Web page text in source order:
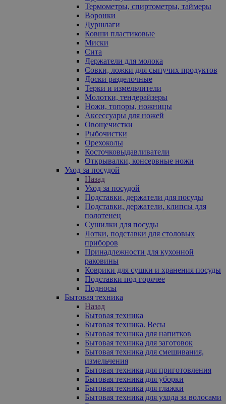
Термометры, спиртометры, таймеры
Воронки
Дуршлаги
Ковши пластиковые
Миски
Сита
Держатели для молока
Совки, ложки для сыпучих продуктов
Доски разделочные
Терки и измельчители
Молотки, тендерайзеры
Ножи, топоры, ножницы
Аксессуары для ножей
Овощечистки
Рыбочистки
Орехоколы
Косточковыдавливатели
Открывалки, консервные ножи
Уход за посудой
Назад
Уход за посудой
Подставки, держатели для посуды
Подставки, держатели, клипсы для
полотенец
Сушилки для посуды
Лотки, подставки для столовых
приборов
Принадлежности для кухонной
раковины
Коврики для сушки и хранения посуды
Подставки под горячее
Подносы
Бытовая техника
Назад
Бытовая техника
Бытовая техника. Весы
Бытовая техника для напитков
Бытовая техника для заготовок
Бытовая техника для смешивания,
измельчения
Бытовая техника для приготовления
Бытовая техника для уборки
Бытовая техника для глажки
Бытовая техника для ухода за волосами